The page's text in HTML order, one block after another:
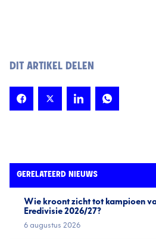
DIT ARTIKEL DELEN
GERELATEERD NIEUWS
Wie kroont zicht tot kampioen
Eredivisie 2026/27?
6 augustus 2026